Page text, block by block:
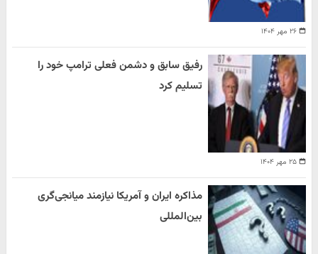
۲۶ مهر ۱۴۰۴
۲۵ مهر ۱۴۰۴
رفیق سابق و دشمن فعلی ترامپ خود را
تسلیم کرد
مذاکره ایران و آمریکا نیازمند میانجی‌گری
بین‌المللی